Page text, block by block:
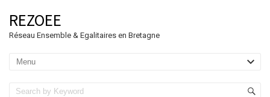
REZOEE
Réseau Ensemble & Egalitaires en Bretagne